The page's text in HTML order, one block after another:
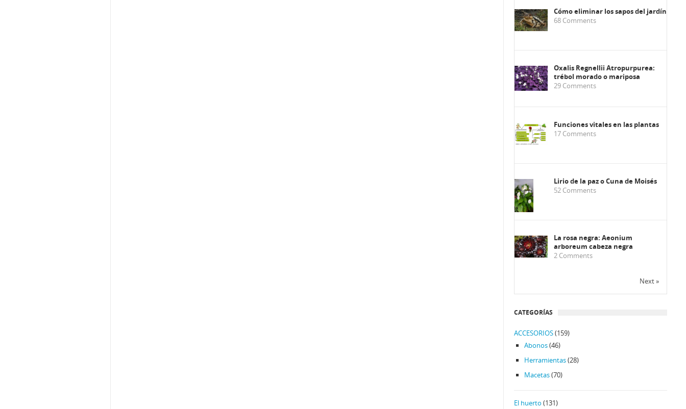
Cómo eliminar los sapos del jardín
68 Comments
Oxalis Regnellii Atropurpurea:
trébol morado o mariposa
29 Comments
Funciones vitales en las plantas
17 Comments
Lirio de la paz o Cuna de Moisés
52 Comments
La rosa negra: Aeonium
arboreum cabeza negra
2 Comments
Next »
CATEGORÍAS
ACCESORIOS(159)
Abonos(46)
Herramientas(28)
Macetas(70)
El huerto (131)